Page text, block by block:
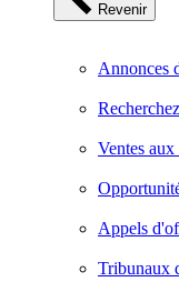
Revenir
Annonces
Ventes
Appels
Tribunaux